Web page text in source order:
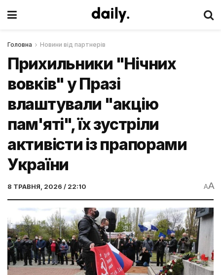
Головна Новини від партнерів
Прихильники "Нічних
вовків" у Празі
влаштували "акцію
пам'яті", їх зустріли
активісти із прапорами
України
8 ТРАВНЯ, 2026 / 22:10 AA